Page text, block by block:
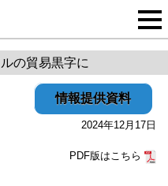
の貿易黒字に
情報提供資料
2024年12月17日
PDF版はこちら